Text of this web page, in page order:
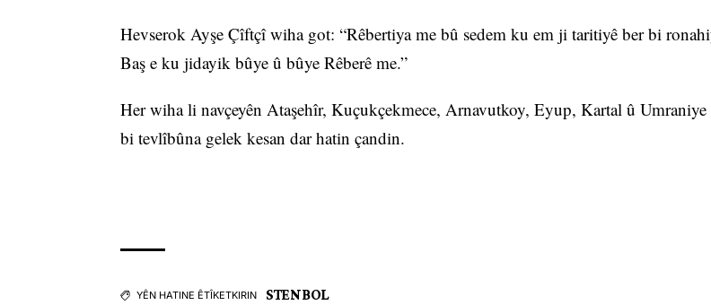
Hevserok Ayşe Çîftçî wiha got: “Rêbertiya me bû sedem ku em ji taritiyê ber bi
Baş e ku jidayik bûye û bûye Rêberê me.”
Her wiha li navçeyên Ataşehîr, Kuçukçekmece, Arnavutkoy, Eyup, Kartal û Umraniye
bi tevlîbûna gelek kesan dar hatin çandin.
YÊN HATINE ÊTÎKETKIRIN STENBOL